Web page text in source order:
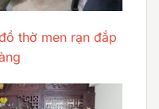
thờ men rạn đắp